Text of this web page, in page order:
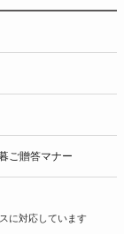
ご贈答マナー
に対応しています